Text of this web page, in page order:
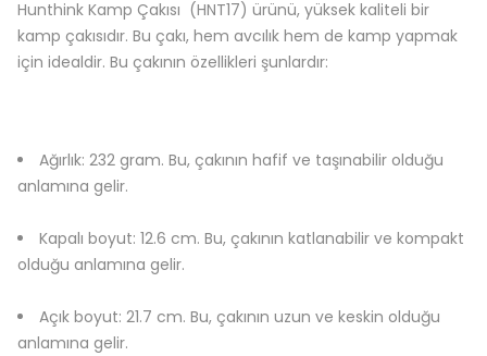
Hunthink Kamp Çakısı (HNT17) ürünü, yüksek kaliteli bir
kamp çakısıdır. Bu çakı, hem avcılık hem de kamp yapmak
için idealdir. Bu çakının özellikleri şunlardır:
Ağırlık: 232 gram. Bu, çakının hafif ve taşınabilir olduğu
anlamına gelir.
Kapalı boyut: 12.6 cm. Bu, çakının katlanabilir ve kompakt
olduğu anlamına gelir.
Açık boyut: 21.7 cm. Bu, çakının uzun ve keskin olduğu
anlamına gelir.